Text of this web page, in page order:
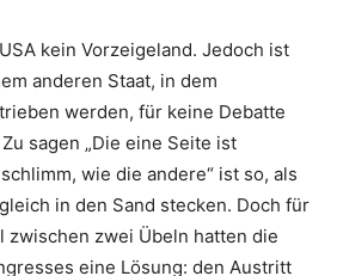
kein Vorzeigeland. Jedoch ist
anderen Staat, in dem
werden, für keine Debatte
sagen „Die eine Seite ist
wie die andere“ ist so, als
in den Sand stecken. Doch für
zwischen zwei Übeln hatten die
eine Lösung: den Austritt